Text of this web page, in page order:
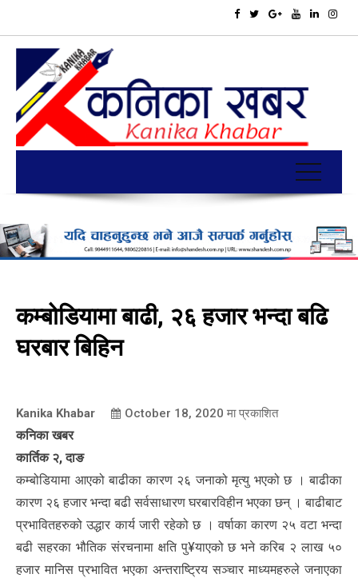
कम्बोडियामा बाढी, २६ हजार भन्दा बढि
घरबार बिहिन
Kanika Khabar October 18, 2020 मा प्रकाशित
कनिका खबर
कार्तिक २, दाङ
कम्बोडियामा आएको बाढीका कारण २६ जनाको मृत्यु भएको छ । बाढीका
कारण २६ हजार भन्दा बढी सर्वसाधारण घरबारविहीन भएका छन् । बाढीबाट
प्रभावितहरुको उद्धार कार्य जारी रहेको छ । वर्षाका कारण २५ वटा भन्दा
बढी सहरका भौतिक संरचनामा क्षति पु¥याएको छ भने करिब २ लाख ५०
हजार मानिस प्रभावित भएका अन्तराष्ट्रिय सञ्चार माध्यमहरुले जनाएका